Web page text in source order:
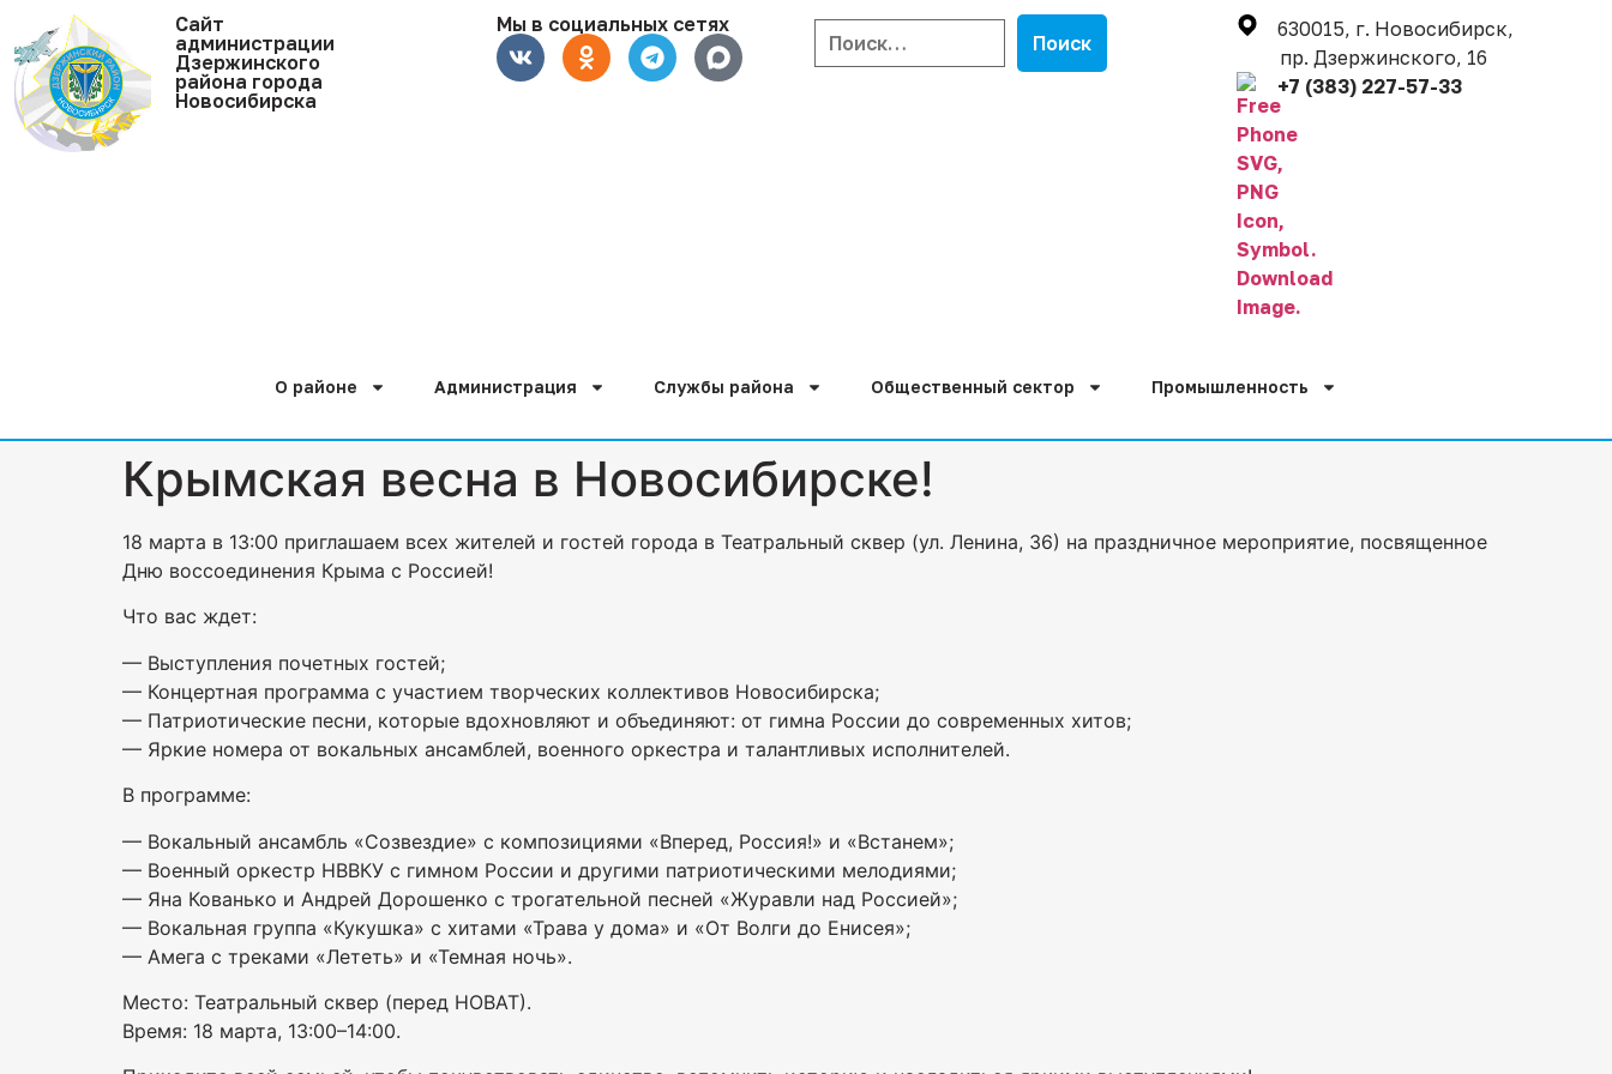
Cайт
администрации
Дзержинского
района города
Новосибирска
Мы в социальных сетях
630015, г. Новосибирск,
пр. Дзержинского, 16
+7 (383) 227-57-33
О районе Администрация Службы района Общественный сектор Промышленность
Крымская весна в Новосибирске!
18 марта в 13:00 приглашаем всех жителей и гостей города в Театральный сквер (ул. Ленина, 36) на праздничное мероприятие, посвященное
Дню воссоединения Крыма с Россией!
Что вас ждет:
— Выступления почетных гостей;
— Концертная программа с участием творческих коллективов Новосибирска;
— Патриотические песни, которые вдохновляют и объединяют: от гимна России до современных хитов;
— Яркие номера от вокальных ансамблей, военного оркестра и талантливых исполнителей.
В программе:
— Вокальный ансамбль «Созвездие» с композициями «Вперед, Россия!» и «Встанем»;
— Военный оркестр НВВКУ с гимном России и другими патриотическими мелодиями;
— Яна Кованько и Андрей Дорошенко с трогательной песней «Журавли над Россией»;
— Вокальная группа «Кукушка» с хитами «Трава у дома» и «От Волги до Енисея»;
— Амега с треками «Лететь» и «Темная ночь».
Место: Театральный сквер (перед НОВАТ).
Время: 18 марта, 13:00–14:00.